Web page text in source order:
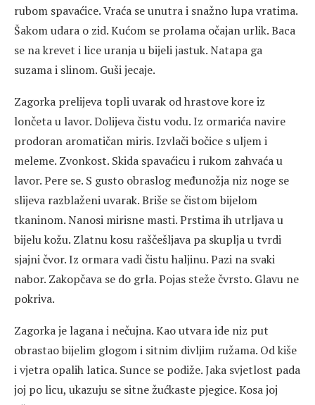
rubom spavaćice. Vraća se unutra i snažno lupa vratima.
Šakom udara o zid. Kućom se prolama očajan urlik. Baca
se na krevet i lice uranja u bijeli jastuk. Natapa ga
suzama i slinom. Guši jecaje.
Zagorka prelijeva topli uvarak od hrastove kore iz
lončeta u lavor. Dolijeva čistu vodu. Iz ormarića navire
prodoran aromatičan miris. Izvlači bočice s uljem i
meleme. Zvonkost. Skida spavaćicu i rukom zahvaća u
lavor. Pere se. S gusto obraslog međunožja niz noge se
slijeva razblaženi uvarak. Briše se čistom bijelom
tkaninom. Nanosi mirisne masti. Prstima ih utrljava u
bijelu kožu. Zlatnu kosu raščešljava pa skuplja u tvrdi
sjajni čvor. Iz ormara vadi čistu haljinu. Pazi na svaki
nabor. Zakopčava se do grla. Pojas steže čvrsto. Glavu ne
pokriva.
Zagorka je lagana i nečujna. Kao utvara ide niz put
obrastao bijelim glogom i sitnim divljim ružama. Od kiše
i vjetra opalih latica. Sunce se podiže. Jaka svjetlost pada
joj po licu, ukazuju se sitne žućkaste pjegice. Kosa joj